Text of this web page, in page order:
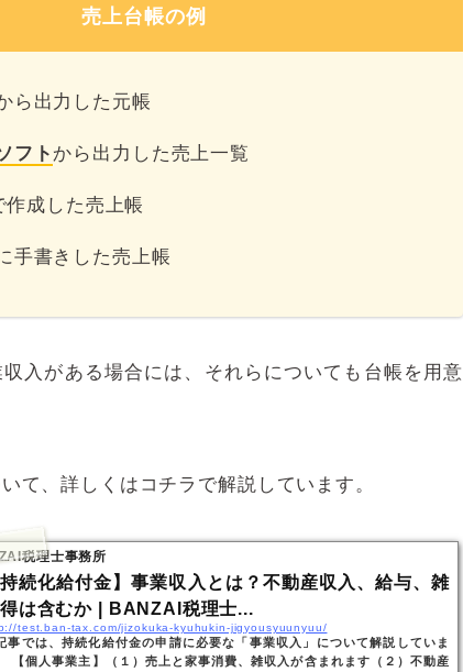
売上台帳の例
ら出力した元帳
フト から出力した売上一覧
作成した売上帳
手書きした売上帳
入がある場合には、それらについても台帳を用意
て、詳しくはコチラで解説しています。
税理士事務所
持続化給付金】事業収入とは？不動産収入、給与、雑
は含むか | BANZAI税理士...
test.ban-tax.com/jizokuka-kyuhukin-jigyousyuunyuu/
事では、持続化給付金の申請に必要な「事業収入」について解説していま
【個人事業主】（１）売上と家事消費、雑収入が含まれます（２）不動産